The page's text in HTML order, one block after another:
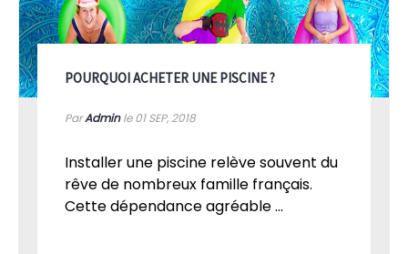
POURQUOI ACHETER UNE PISCINE ?
ParAdminle 01SEP, 2018
Installer une piscine relève souvent du
rêve de nombreux famille français.
Cette dépendance agréable ...